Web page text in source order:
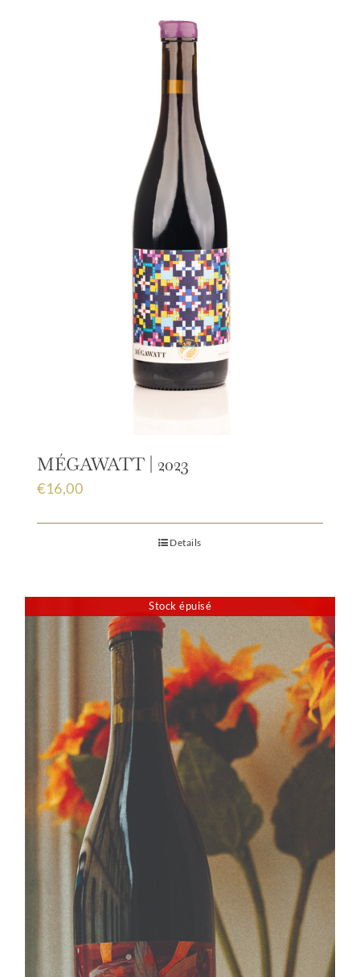
MÉGAWATT | 2023
€16,00
Details
Stock épuisé